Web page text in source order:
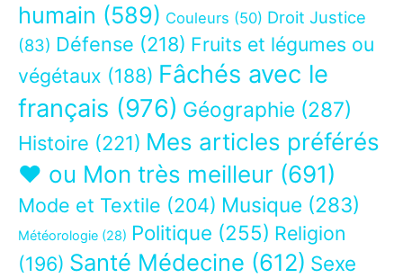
humain (589) Couleurs (50) Droit Justice
(83) Défense (218) Fruits et légumes ou
végétaux (188) Fâchés avec le
français (976) Géographie (287)
Histoire (221) Mes articles préférés
❤ ou Mon très meilleur (691)
Mode et Textile (204) Musique (283)
Météorologie (28) Politique (255) Religion
(196) Santé Médecine (612) Sexe